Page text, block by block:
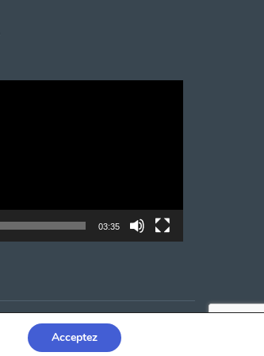
03:35
Acceptez